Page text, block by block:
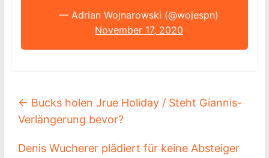
— Adrian Wojnarowski (@wojespn)
November 17, 2020
← Bucks holen Jrue Holiday / Steht Giannis-
Verlängerung bevor?
Denis Wucherer plädiert für keine Absteiger